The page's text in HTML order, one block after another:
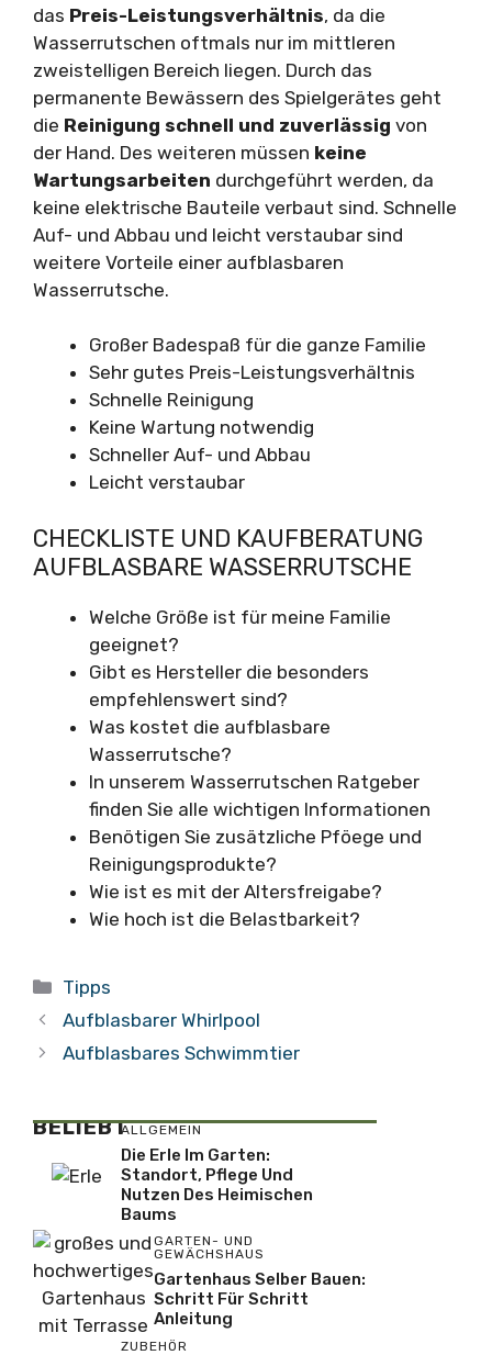
das Preis-Leistungsverhältnis, da die
Wasserrutschen oftmals nur im mittleren
zweistelligen Bereich liegen. Durch das
permanente Bewässern des Spielgerätes geht
die Reinigung schnell und zuverlässig von
der Hand. Des weiteren müssen keine
Wartungsarbeiten durchgeführt werden, da
keine elektrische Bauteile verbaut sind. Schnelle
Auf- und Abbau und leicht verstaubar sind
weitere Vorteile einer aufblasbaren
Wasserrutsche.
Großer Badespaß für die ganze Familie
Sehr gutes Preis-Leistungsverhältnis
Schnelle Reinigung
Keine Wartung notwendig
Schneller Auf- und Abbau
Leicht verstaubar
CHECKLISTE UND KAUFBERATUNG
AUFBLASBARE WASSERRUTSCHE
Welche Größe ist für meine Familie
geeignet?
Gibt es Hersteller die besonders
empfehlenswert sind?
Was kostet die aufblasbare
Wasserrutsche?
In unserem Wasserrutschen Ratgeber
finden Sie alle wichtigen Informationen
Benötigen Sie zusätzliche Pföege und
Reinigungsprodukte?
Wie ist es mit der Altersfreigabe?
Wie hoch ist die Belastbarkeit?
Kategorien
Tipps
Aufblasbarer Whirlpool
Aufblasbares Schwimmtier
BELIEBTALLGEMEIN
Die Erle Im Garten:
Standort, Pflege Und
Nutzen Des Heimischen
Baums
GARTEN- UND
GEWÄCHSHAUS
Gartenhaus Selber Bauen:
Schritt Für Schritt
Anleitung
ZUBEHÖR